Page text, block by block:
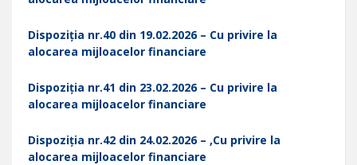
Dispoziția nr.40 din 19.02.2026 – Cu privire la
alocarea mijloacelor financiare
Dispoziția nr.41 din 23.02.2026 – Cu privire la
alocarea mijloacelor financiare
Dispoziția nr.42 din 24.02.2026 – ,Cu privire la
alocarea mijloacelor financiare